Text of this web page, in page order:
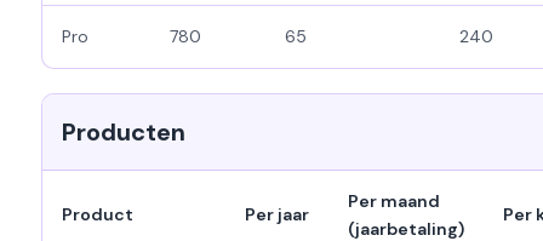
Pro 780 65 240
Producten
Product Per jaar
Per maand
(jaarbetaling)
Per